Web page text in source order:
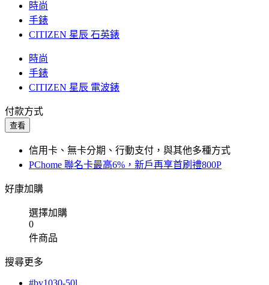
時尚
手錶
CITIZEN 星辰 石英錶
時尚
手錶
CITIZEN 星辰 電波錶
付款方式
查看
信用卡、無卡分期、行動支付，與其他多種方式
PChome 聯名卡最高6%，新戶再享首刷禮800P
好康加購
選擇加購
0
件商品
搜尋更多